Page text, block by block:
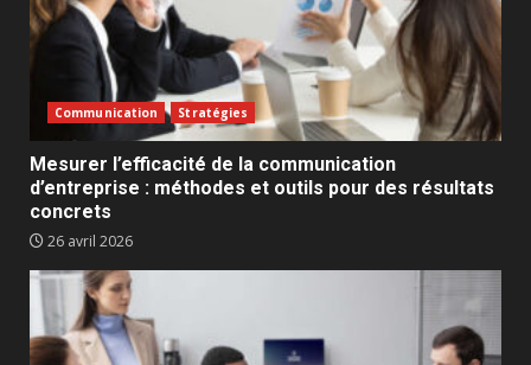
Communication Stratégies
Mesurer l’efficacité de la communication
d’entreprise : méthodes et outils pour des résultats
concrets
26 avril 2026